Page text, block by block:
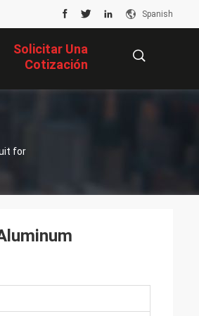
Spanish
Solicitar Una
Cotización
for